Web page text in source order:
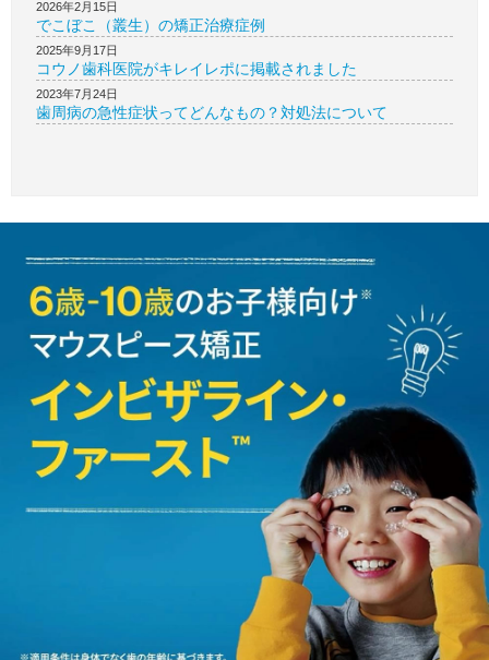
2026年2月15日
でこぼこ（叢生）の矯正治療症例
2025年9月17日
コウノ歯科医院がキレイレポに掲載されました
2023年7月24日
歯周病の急性症状ってどんなもの？対処法について